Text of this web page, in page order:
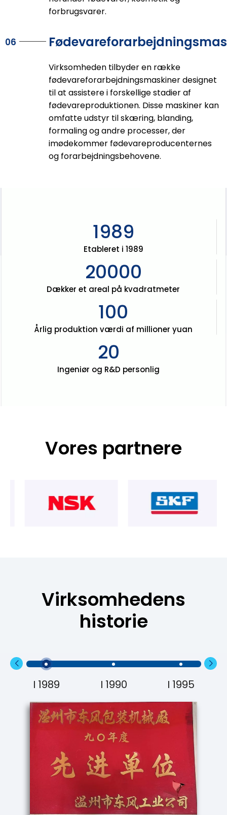
forbrugsvarer.
06
Virksomheden tilbyder en række
fødevareforarbejdningsmaskiner designet
til at assistere i forskellige stadier af
fødevareproduktionen. Disse maskiner kan
omfatte udstyr til skæring, blanding,
formaling og andre processer, der
imødekommer fødevareproducenternes
og forarbejdningsbehovene.
1989
Etableret i 1989
20000
Dækker et areal på kvadratmeter
100
Årlig produktion værdi af millioner yuan
20
Ingeniør og R&D personlig
Vores partnere
Virksomhedens
historie
I 1989 I 1990 I 1995